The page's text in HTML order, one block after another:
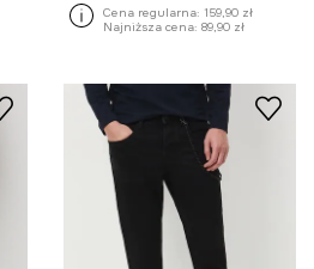
Cena regularna: 159,90 zł
Najniższa cena: 89,90 zł